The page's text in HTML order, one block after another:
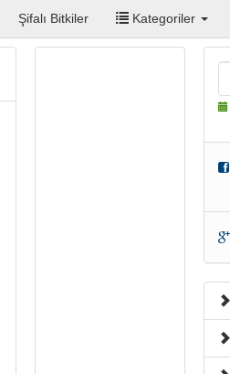
Şifalı Bitkiler Kategoriler